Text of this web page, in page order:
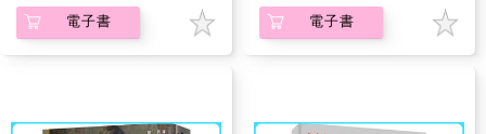
電子書 電子書